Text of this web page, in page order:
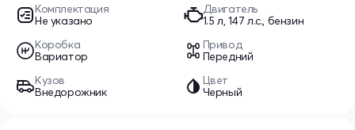
Комплектация
Не указано
Двигатель
1.5 л, 147 л.с., бензин
Коробка
Вариатор
Привод
Передний
Кузов
Внедорожник
Цвет
Черный